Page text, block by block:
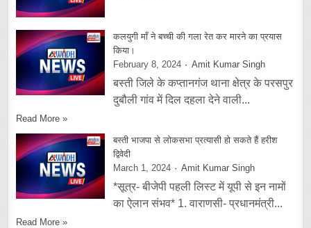
कलयुगी माँ ने बच्ची की गला रेत कर मारने का प्रयास
किया।
February 8, 2024
Amit Kumar Singh
बस्ती जिले के कप्तानगंज थाना क्षेत्र के परसपुर
दुबौली गांव में दिल दहला देने वाली...
Read More »
बस्ती भाजपा से लोकसभा प्रत्यासी हो सकते हैं हरीश
द्विवेदी
March 1, 2024
Amit Kumar Singh
*सूत्र- बीजेपी पहली लिस्ट में यूपी से इन नामों
का ऐलान संभव* 1. वाराणसी- प्रधानमंत्री...
Read More »